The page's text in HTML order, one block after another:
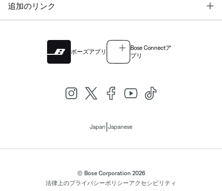
追加のリンク
ボーズアプリ
Bose Connectア
プリ
Japan Japanese
© Bose Corporation 2026
法律上のプライバシーポリシーアクセシビリティ